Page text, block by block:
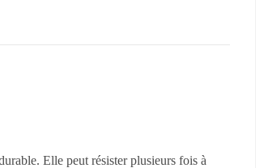
Elle peut résister plusieurs fois à